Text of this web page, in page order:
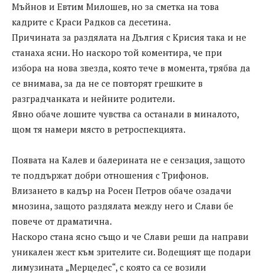
Мъйнов и Евтим Милошев, но за сметка на това
кадрите с Краси Радков са десетина.
Причината за раздялата на Дългия с Крисия така и не
станаха ясни. Но наскоро той коментира, че при
избора на нова звезда, която тече в момента, трябва да
се внимава, за да не се повторят грешките в
разградчанката и нейните родители.
Явно обаче лошите чувства са останали в миналото,
щом тя намери място в ретроспекцията.
Появата на Калев и балерината не е сензация, защото
те поддържат добри отношения с Трифонов.
Влизането в кадър на Росен Петров обаче озадачи
мнозина, защото раздялата между него и Слави бе
повече от драматична.
Наскоро стана ясно също и че Слави реши да направи
уникален жест към зрителите си. Водещият ще подари
лимузината „Мерцедес“, с която са се возили